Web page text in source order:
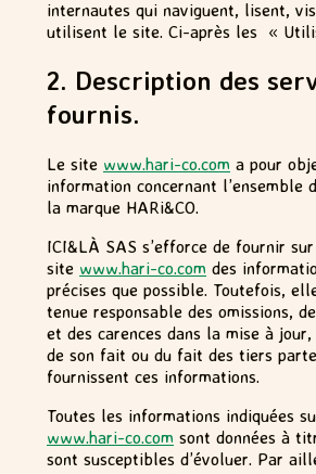
internautes qui naviguent, lisent,
utilisent le site. Ci-après les «
2. Description des
fournis.
Le site www.hari-co.com a pour
information concernant l’ensemble
la marque HARi&CO.
ICI&LÀ SAS s’efforce de fournir
site www.hari-co.com des
précises que possible. Toutefois,
tenue responsable des omissions,
et des carences dans la mise à jour,
de son fait ou du fait des tiers
fournissent ces informations.
Toutes les informations indiquées
www.hari-co.com sont données à
sont susceptibles d’évoluer. Par